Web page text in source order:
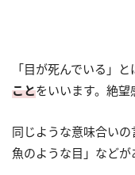
「目が死んでいる」と
ことをいいます。絶望
同じような意味合い
魚のような目」などが